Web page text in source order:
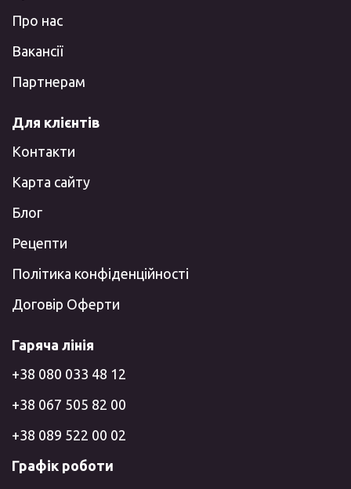
Про нас
Вакансії
Партнерам
Для клієнтів
Контакти
Карта сайту
Блог
Рецепти
Політика конфіденційності
Договір Оферти
Гаряча лінія
+38 080 033 48 12
+38 067 505 82 00
+38 089 522 00 02
Графік роботи